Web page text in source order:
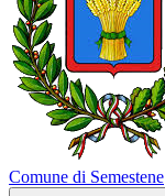
Comune di Semestene